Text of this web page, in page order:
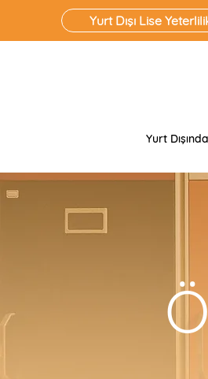
Yurt Dışı Lise
Yurt